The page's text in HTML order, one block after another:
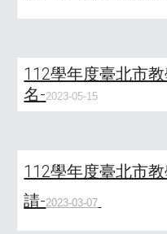
112學年度臺北市
名-2023-05-15
112學年度臺北市
請-2023-03-07